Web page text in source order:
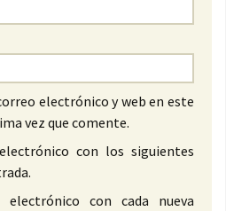
electrónico y web en este
vez que comente.
con los siguientes
con cada nueva